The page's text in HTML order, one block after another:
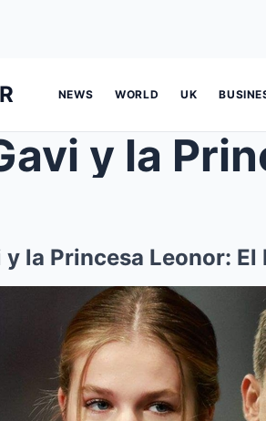
NEWS WORLD UK
y la Princesa
y la Princesa Leonor: